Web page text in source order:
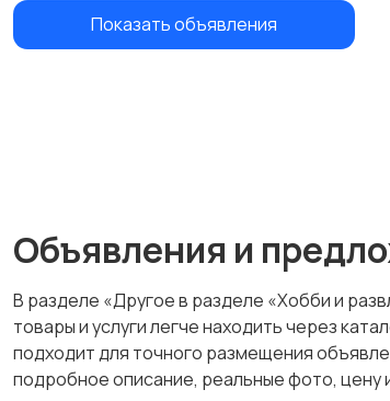
Показать объявления
Объявления и
В разделе «Другое в разделе «Хобби и
товары и услуги легче находить через
подходит для точного размещения
подробное описание, реальные фото, цену